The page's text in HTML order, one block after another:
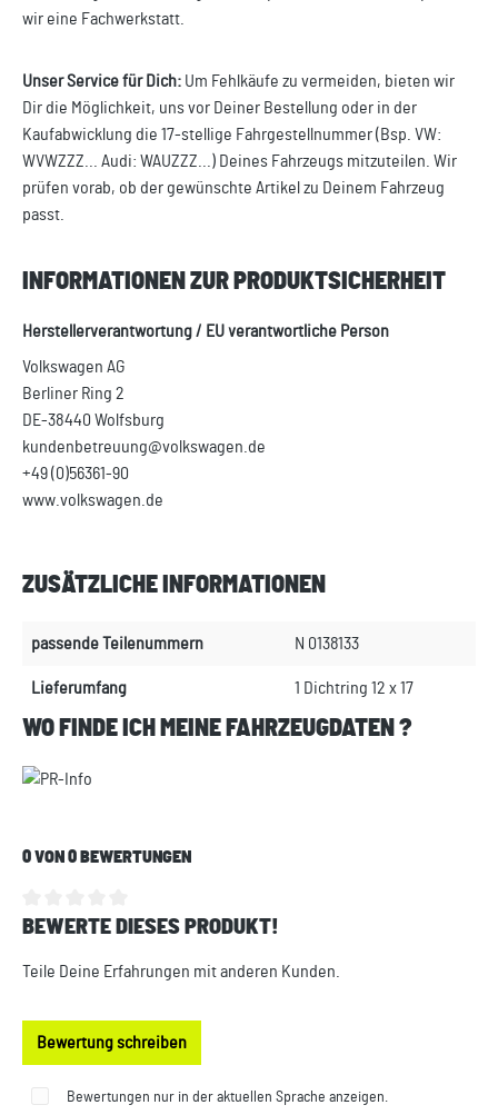
wir eine Fachwerkstatt.
Unser Service für Dich: Um Fehlkäufe zu vermeiden, bieten wir
Dir die Möglichkeit, uns vor Deiner Bestellung oder in der
Kaufabwicklung die 17-stellige Fahrgestellnummer (Bsp. VW:
WVWZZZ... Audi: WAUZZZ...) Deines Fahrzeugs mitzuteilen. Wir
prüfen vorab, ob der gewünschte Artikel zu Deinem Fahrzeug
passt.
INFORMATIONEN ZUR PRODUKTSICHERHEIT
Herstellerverantwortung / EU verantwortliche Person
Volkswagen AG
Berliner Ring 2
DE-38440 Wolfsburg
kundenbetreuung@volkswagen.de
+49 (0)56361-90
www.volkswagen.de
ZUSÄTZLICHE INFORMATIONEN
passende Teilenummern N 0138133
Lieferumfang 1 Dichtring 12 x 17
WO FINDE ICH MEINE FAHRZEUGDATEN ?
0 VON 0 BEWERTUNGEN
Durchschnittliche Bewertung von 0 von 5 Sternen
BEWERTE DIESES PRODUKT!
Teile Deine Erfahrungen mit anderen Kunden.
Bewertung schreiben
Bewertungen nur in der aktuellen Sprache anzeigen.